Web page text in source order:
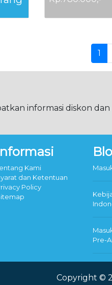
1
informasi diskon dan
Kami
dan Ketentuan
Policy
Pre-
Copyright ©